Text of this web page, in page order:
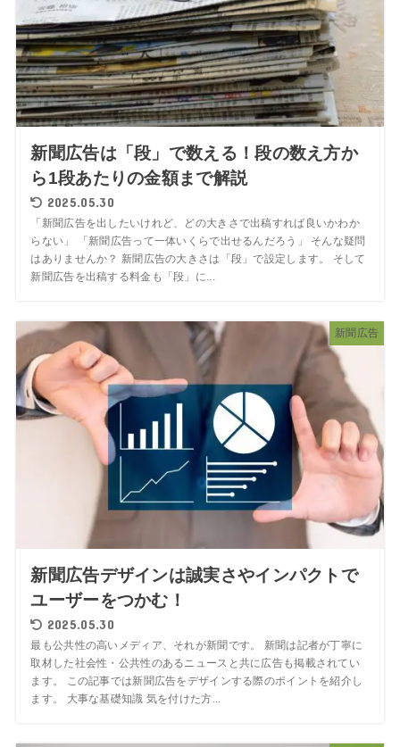
新聞広告は「段」で数える！段の数え方か
ら1段あたりの金額まで解説
2025.05.30
「新聞広告を出したいけれど、どの大きさで出稿すれば良いかわか
らない」 「新聞広告って一体いくらで出せるんだろう」 そんな疑問
はありませんか？ 新聞広告の大きさは「段」で設定します。 そして
新聞広告を出稿する料金も「段」に...
新聞広告
新聞広告デザインは誠実さやインパクトで
ユーザーをつかむ！
2025.05.30
最も公共性の高いメディア、それが新聞です。 新聞は記者が丁寧に
取材した社会性・公共性のあるニュースと共に広告も掲載されてい
ます。 この記事では新聞広告をデザインする際のポイントを紹介し
ます。 大事な基礎知識 気を付けた方...